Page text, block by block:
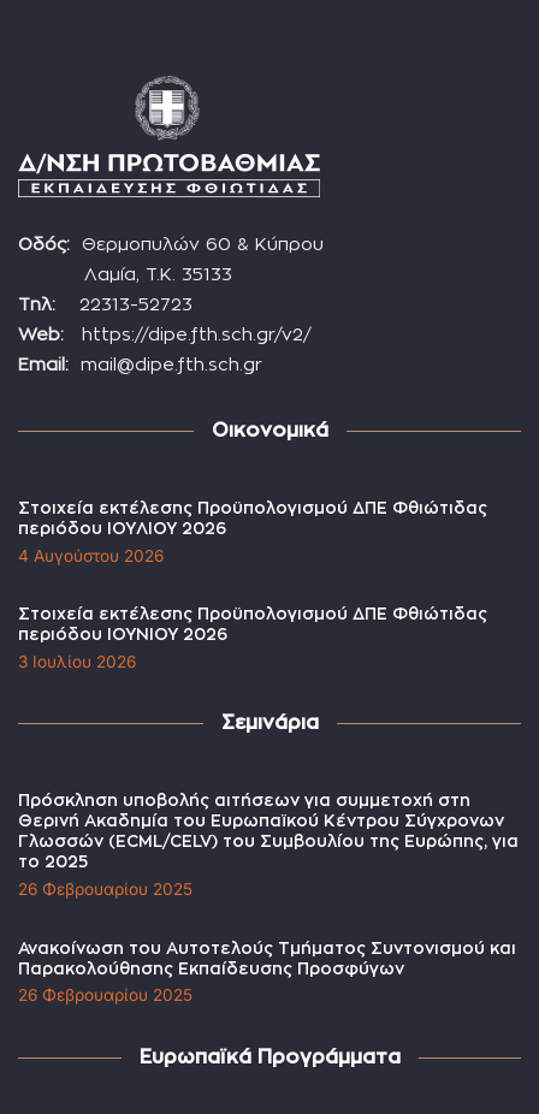
Οδός: Θερμοπυλών 60 & Κύπρου
Λαμία, Τ.Κ. 35133
Τηλ: 22313-52723
Web: https://dipe.fth.sch.gr/v2/
Email: mail@dipe.fth.sch.gr
Οικονομικά
Στοιχεία εκτέλεσης Προϋπολογισμού ΔΠΕ Φθιώτιδας
περιόδου ΙΟΥΛΙΟΥ 2026
4 Αυγούστου 2026
Στοιχεία εκτέλεσης Προϋπολογισμού ΔΠΕ Φθιώτιδας
περιόδου ΙΟΥΝΙΟΥ 2026
3 Ιουλίου 2026
Σεμινάρια
Πρόσκληση υποβολής αιτήσεων για συμμετοχή στη
Θερινή Ακαδημία του Ευρωπαϊκού Κέντρου Σύγχρονων
Γλωσσών (ECML/CELV) του Συμβουλίου της Ευρώπης, για
το 2025
26 Φεβρουαρίου 2025
Ανακοίνωση του Αυτοτελούς Τμήματος Συντονισμού και
Παρακολούθησης Εκπαίδευσης Προσφύγων
26 Φεβρουαρίου 2025
Ευρωπαϊκά Προγράμματα